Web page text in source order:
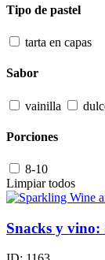
Tipo de pastel
tarta en capas
Sabor
vainilla
Porciones
8-10
Limpiar todos
Snacks y vino: